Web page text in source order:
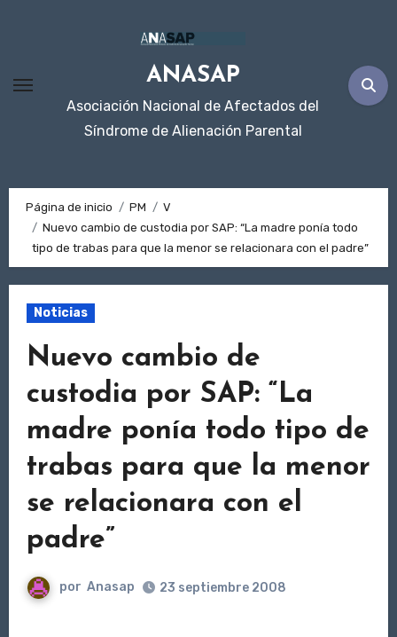
ANASAP
Asociación Nacional de Afectados del
Síndrome de Alienación Parental
Página de inicio PM
V
Nuevo cambio de custodia por SAP: “La madre ponía todo
tipo de trabas para que la menor se relacionara con el padre”
Noticias
Nuevo cambio de
custodia por SAP: “La
madre ponía todo tipo de
trabas para que la menor
se relacionara con el
padre”
por Anasap 23 septiembre 2008